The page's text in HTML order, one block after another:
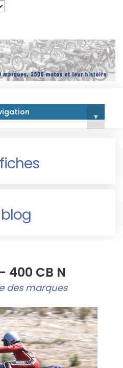
▾
- 400 CB N
des marques